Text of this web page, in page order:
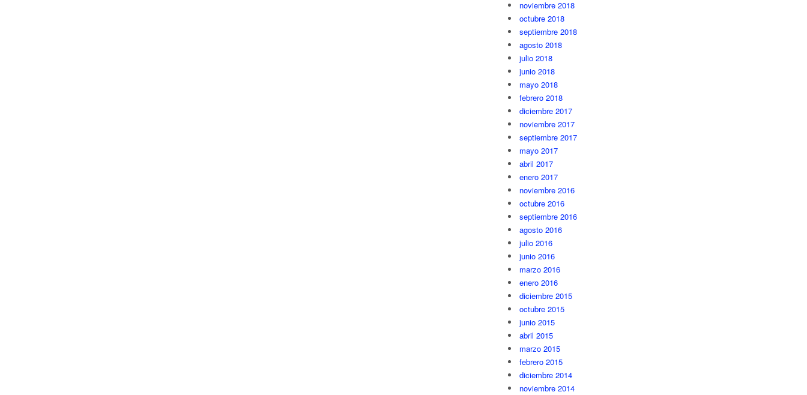
noviembre 2018
octubre 2018
septiembre 2018
agosto 2018
julio 2018
junio 2018
mayo 2018
febrero 2018
diciembre 2017
noviembre 2017
septiembre 2017
mayo 2017
abril 2017
enero 2017
noviembre 2016
octubre 2016
septiembre 2016
agosto 2016
julio 2016
junio 2016
marzo 2016
enero 2016
diciembre 2015
octubre 2015
junio 2015
abril 2015
marzo 2015
febrero 2015
diciembre 2014
noviembre 2014